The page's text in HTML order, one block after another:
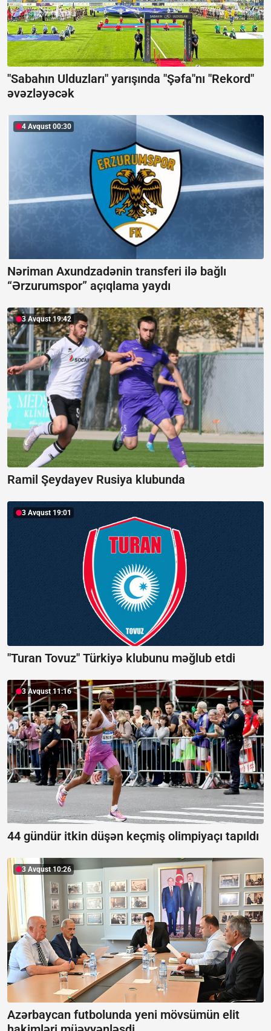
"Sabahın Ulduzları" yarışında "Şəfa"nı "Rekord"
əvəzləyəcək
4 Avqust 00:30
Nəriman Axundzadənin transferi ilə bağlı
“Ərzurumspor” açıqlama yaydı
3 Avqust 19:42
Ramil Şeydayev Rusiya klubunda
3 Avqust 19:01
"Turan Tovuz" Türkiyə klubunu məğlub etdi
3 Avqust 11:16
44 gündür itkin düşən keçmiş olimpiyaçı tapıldı
3 Avqust 10:26
Azərbaycan futbolunda yeni mövsümün elit